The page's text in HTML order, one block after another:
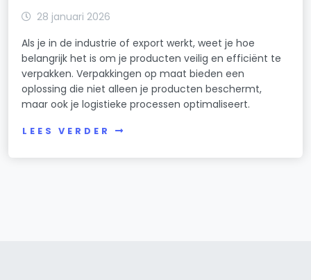
28 januari 2026
Als je in de industrie of export werkt, weet je hoe
belangrijk het is om je producten veilig en efficiënt te
verpakken. Verpakkingen op maat bieden een
oplossing die niet alleen je producten beschermt,
maar ook je logistieke processen optimaliseert.
LEES VERDER